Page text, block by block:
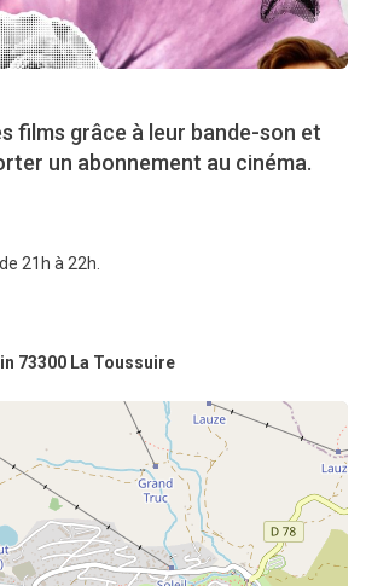
films grâce à leur bande-son et
un abonnement au cinéma.
21h à 22h.
73300 La Toussuire